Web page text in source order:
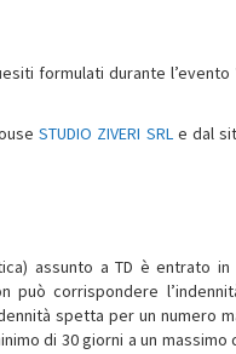
formulati durante l’evento
STUDIO ZIVERI SRL e dal
assunto a TD è
può corrispondere
spetta per un
di 30 giorni a un